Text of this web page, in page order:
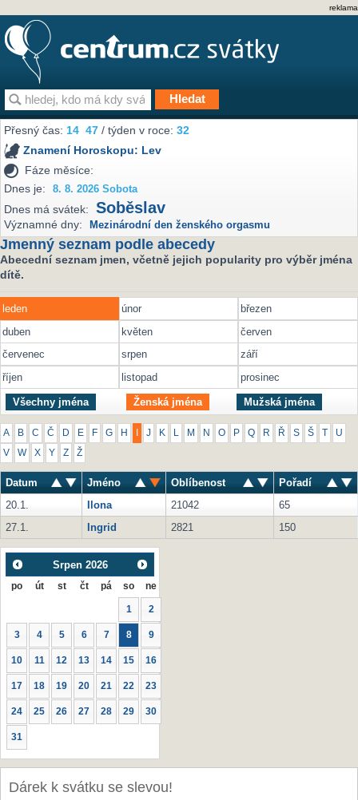
reklama
Přesný čas:14 47 / týden v roce:32
Znamení Horoskopu: Lev
Fáze měsíce:
Dnes je:
8. 8. 2026 Sobota
Dnes má svátek: Soběslav
Významné dny: Mezinárodní den ženského orgasmu
Jmenný seznam podle abecedy
Abecední seznam jmen, včetně jejich popularity pro výběr jména
dítě.
leden únor
březen
duben
květen
červen
červenec
srpen
září
říjen
listopad prosinec
Všechny jména Ženská jména Mužská jména
A B C Č D E F G H J K M N O P Q R Ř S Š U
V W X Y Z Ž
Datum Jméno Oblíbenost
Pořadí
20.1.
Ilona 21042
65
27.1.
Ingrid 2821 150
Srpen 2026
po út st čt pá so ne
1 2
3 4 5 6 7 8 9
10 11 12 13 14 15 16
17 18 19 20 21 22 23
24 25 26 27 28 29 30
31
Dárek k svátku se slevou!